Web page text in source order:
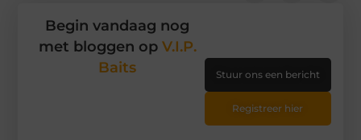
Begin vandaag nog
met bloggen op V.I.P.
Baits
Stuur ons een bericht
Registreer hier